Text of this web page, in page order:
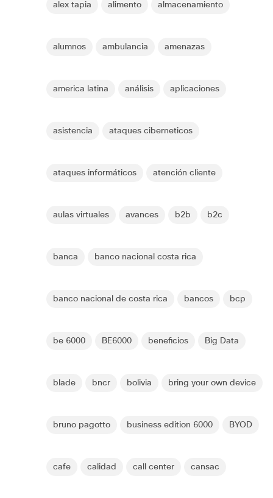
alex tapia alimento almacenamiento
alumnos ambulancia amenazas
america latina análisis aplicaciones
asistencia ataques ciberneticos
ataques informáticos atención cliente
aulas virtuales avances b2b b2c
banca banco nacional costa rica
banco nacional de costa rica bancos bcp
be 6000 BE6000 beneficios Big Data
blade bncr bolivia bring your own device
bruno pagotto business edition 6000 BYOD
cafe calidad call center cansac